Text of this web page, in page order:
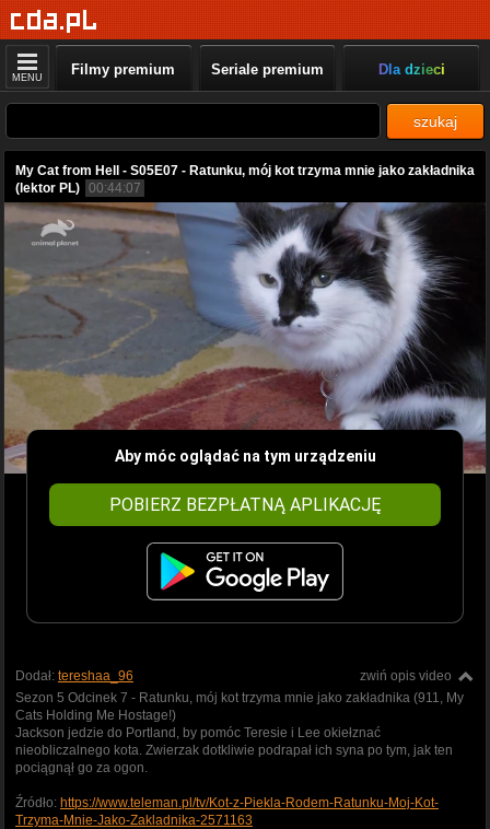
MENU Filmy premium Seriale premium Dla dzieci
szukaj
My Cat from Hell - S05E07 - Ratunku, mój kot trzyma mnie jako zakładnika
(lektor PL) 00:44:07
Aby móc oglądać na tym urządzeniu
POBIERZ BEZPŁATNĄ APLIKACJĘ
zwiń opis video
Dodał: tereshaa_96
Sezon 5 Odcinek 7 - Ratunku, mój kot trzyma mnie jako zakładnika (911, My
Cats Holding Me Hostage!)
Jackson jedzie do Portland, by pomóc Teresie i Lee okiełznać
nieobliczalnego kota. Zwierzak dotkliwie podrapał ich syna po tym, jak ten
pociągnął go za ogon.
Źródło: https://www.teleman.pl/tv/Kot-z-Piekla-Rodem-Ratunku-Moj-Kot-
Trzyma-Mnie-Jako-Zakladnika-2571163